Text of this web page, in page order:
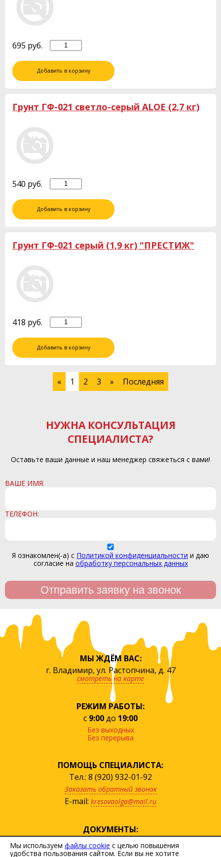
695 руб.
Добавить в корзину
Грунт ГФ-021 светло-серый ALOE (2,7 кг)
540 руб.
Добавить в корзину
Грунт ГФ-021 серый (1,9 кг) "ПРЕСТИЖ"
418 руб.
Добавить в корзину
« 1 2 3 » Последняя
НУЖНА КОНСУЛЬТАЦИЯ
СПЕЦИАЛИСТА?
Оставьте ваши данные и наш менеджер свяжеться с вами!
ВАШЕ ИМЯ:
ТЕЛЕФОН:
Я ознакомлен(-а) с Политикой конфиденциальности и даю
согласие на обработку персональных данных
МЫ ЖДЁМ ВАС:
г. Владимир, ул. Растопчина, д. 47
смотреть на карте
РЕЖИМ РАБОТЫ:
с 9:00до 19:00
Без выходных
Без перерыва
ПОМОЩЬ СПЕЦИАЛИСТА:
Тел.: 8 (920) 932-01-92
Заказать обратный звонок
E-mail: kresovaolga@mail.ru
ДОКУМЕНТЫ:
посмотреть прайс
скачать договор
Мы используем файлы cookie с целью повышения
удобства пользования сайтом. Если вы не хотите